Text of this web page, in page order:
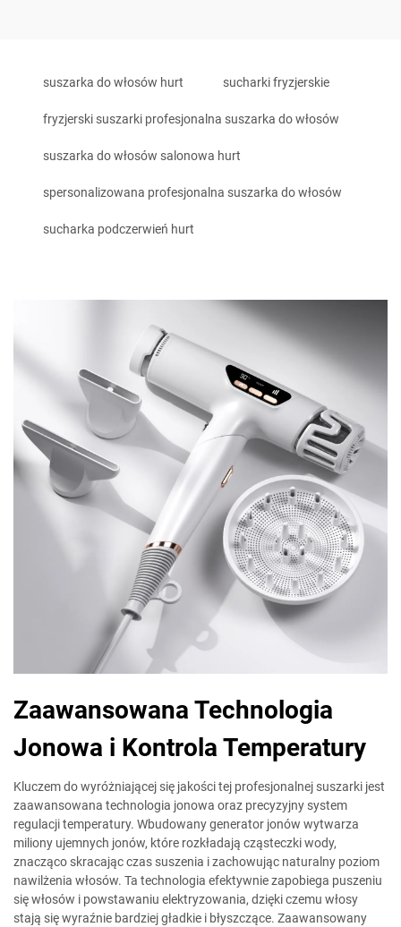
suszarka do włosów hurt sucharki fryzjerskie
fryzjerski suszarki profesjonalna suszarka do włosów
suszarka do włosów salonowa hurt
spersonalizowana profesjonalna suszarka do włosów
sucharka podczerwień hurt
Zaawansowana Technologia
Jonowa i Kontrola Temperatury
Kluczem do wyróżniającej się jakości tej profesjonalnej suszarki jest
zaawansowana technologia jonowa oraz precyzyjny system
regulacji temperatury. Wbudowany generator jonów wytwarza
miliony ujemnych jonów, które rozkładają cząsteczki wody,
znacząco skracając czas suszenia i zachowując naturalny poziom
nawilżenia włosów. Ta technologia efektywnie zapobiega puszeniu
się włosów i powstawaniu elektryzowania, dzięki czemu włosy
stają się wyraźnie bardziej gładkie i błyszczące. Zaawansowany